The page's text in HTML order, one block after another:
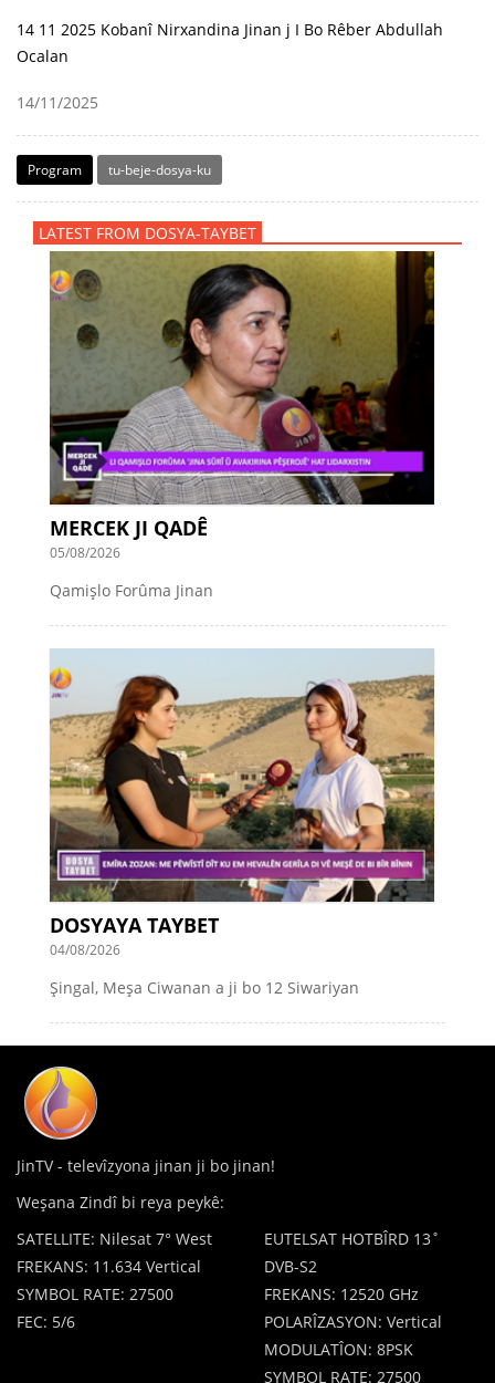
14 11 2025 Kobanî Nirxandina Jinan j I Bo Rêber Abdullah
Ocalan
14/11/2025
Program tu-beje-dosya-ku
LATEST FROM DOSYA-TAYBET
MERCEK JI QADÊ
05/08/2026
Qamişlo Forûma Jinan
DOSYAYA TAYBET
04/08/2026
Şingal, Meşa Ciwanan a ji bo 12 Siwariyan
JinTV - televîzyona jinan ji bo jinan!
Weşana Zindî bi reya peykê:
SATELLITE: Nilesat 7° West
FREKANS: 11.634 Vertical
SYMBOL RATE: 27500
FEC: 5/6
EUTELSAT HOTBÎRD 13˚
DVB-S2
FREKANS: 12520 GHz
POLARÎZASYON: Vertical
MODULATÎON: 8PSK
SYMBOL RATE: 27500